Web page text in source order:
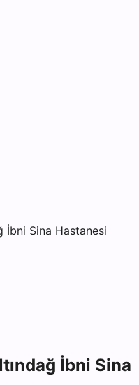
İbni Sina Hastanesi
İbni Sina